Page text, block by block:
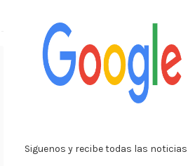
Siguenos y recibe todas las